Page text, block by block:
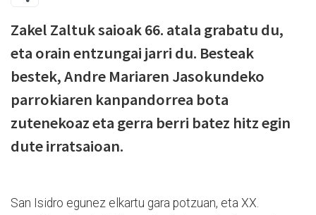
Zakel Zaltuk saioak 66. atala grabatu du,
eta orain entzungai jarri du. Besteak
bestek, Andre Mariaren Jasokundeko
parrokiaren kanpandorrea bota
zutenekoaz eta gerra berri batez hitz egin
dute irratsaioan.
San Isidro egunez elkartu gara potzuan, eta XX.